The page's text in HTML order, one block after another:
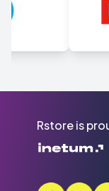
Rstore is